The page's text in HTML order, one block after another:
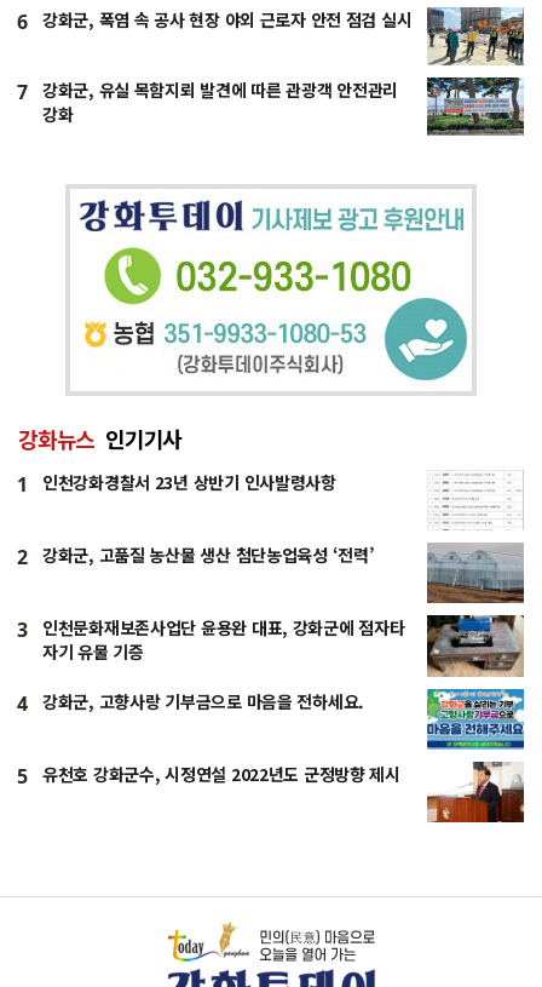
6 강화군, 폭염 속 공사 현장 야외 근로자 안전 점검 실시
7
강화군, 유실 목함지뢰 발견에 따른 관광객 안전관리
강화
강화뉴스 인기기사
1 인천강화경찰서 23년 상반기 인사발령사항
2 강화군, 고품질 농산물 생산 첨단농업육성 ‘전력’
3
인천문화재보존사업단 윤용완 대표, 강화군에 점자타
자기 유물 기증
4 강화군, 고향사랑 기부금으로 마음을 전하세요.
5 유천호 강화군수, 시정연설 2022년도 군정방향 제시